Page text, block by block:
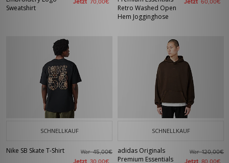
Sweatshirt
Jetzt 70,00€
Retro Washed Open
Hem Jogginghose
Jetzt 60,00€
SCHNELLKAUF
Nike SB Skate T-Shirt War45,00€
SCHNELLKAUF
adidas Originals
Premium Essentials
War120,00€